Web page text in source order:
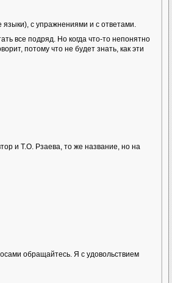
с упражнениями и с ответами.
все подряд. Но когда что-то непонятно
потому что не будет знать, как эти
и Т.О. Рзаева, то же название, но на
обращайтесь. Я с удовольствием